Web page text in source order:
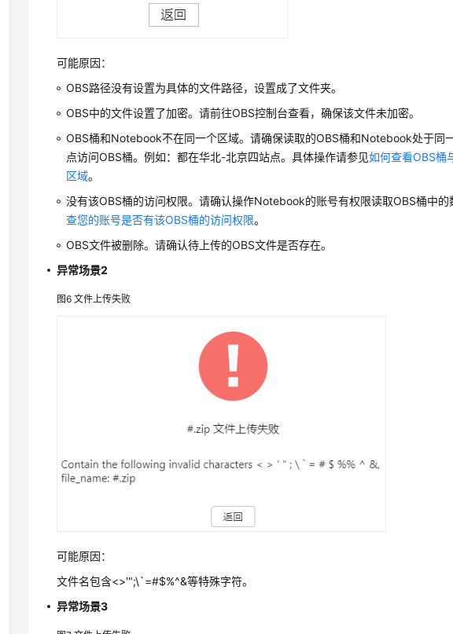
可能原因：
OBS路径没有设置为具体的文件路径，设置成了文件夹。
OBS中的文件设置了加密。请前往OBS控制台查看，确保该文件未加密。
OBS桶和Notebook不在同一个区域。请确保读取的OBS桶和Notebook处于同
点访问OBS桶。例如：都在华北-北京四站点。具体操作请参见如何查看OBS桶
区域。
没有该OBS桶的访问权限。请确认操作Notebook的账号有权限读取OBS桶中
查您的账号是否有该OBS桶的访问权限。
OBS文件被删除。请确认待上传的OBS文件是否存在。
异常场景2
图6文件上传失败
可能原因：
文件名包含<>'";\`=#$%^&等特殊字符。
异常场景3